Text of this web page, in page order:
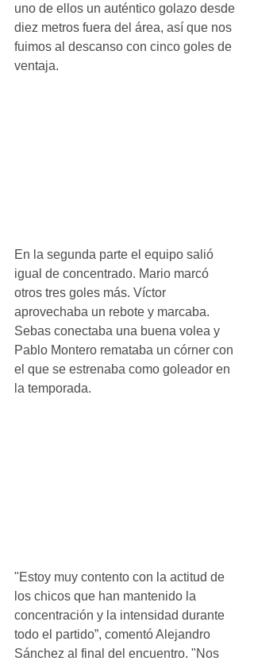
uno de ellos un auténtico golazo desde
diez metros fuera del área, así que nos
fuimos al descanso con cinco goles de
ventaja.
En la segunda parte el equipo salió
igual de concentrado. Mario marcó
otros tres goles más. Víctor
aprovechaba un rebote y marcaba.
Sebas conectaba una buena volea y
Pablo Montero remataba un córner con
el que se estrenaba como goleador en
la temporada.
"Estoy muy contento con la actitud de
los chicos que han mantenido la
concentración y la intensidad durante
todo el partido”, comentó Alejandro
Sánchez al final del encuentro. "Nos